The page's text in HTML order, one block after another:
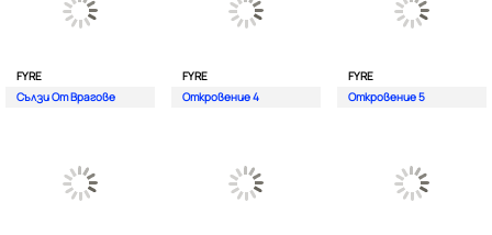
FYRE
Сълзи От Врагове
FYRE
Откровение 4
FYRE
Откровение 5